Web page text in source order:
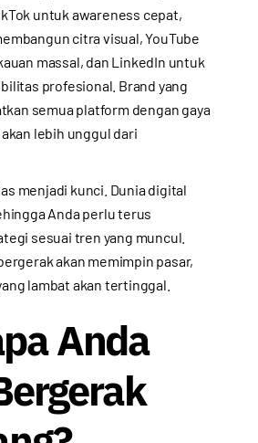
untuk awareness cepat,
citra visual, YouTube
massal, dan LinkedIn untuk
profesional. Brand yang
semua platform dengan gaya
lebih unggul dari
menjadi kunci. Dunia digital
Anda perlu terus
sesuai tren yang muncul.
akan memimpin pasar,
lambat akan tertinggal.
Anda